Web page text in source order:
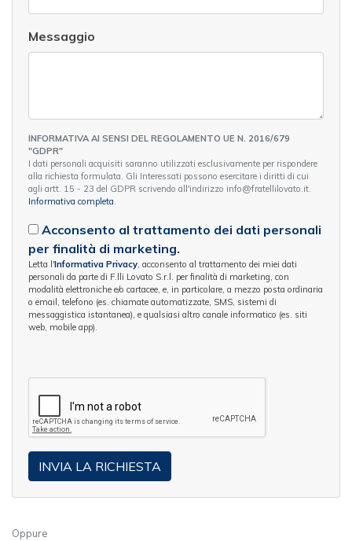
Messaggio
INFORMATIVA AI SENSI DEL REGOLAMENTO UE N. 2016/679
"GDPR"
I dati personali acquisiti saranno utilizzati esclusivamente per rispondere
alla richiesta formulata. Gli Interessati possono esercitare i diritti di cui
agli artt. 15 - 23 del GDPR scrivendo all'indirizzo info@fratellilovato.it.
Informativa completa.
Acconsento al trattamento dei dati personali
per finalità di marketing.
Letta l'Informativa Privacy, acconsento al trattamento dei miei dati
personali da parte di F.lli Lovato S.r.l. per finalità di marketing, con
modalità elettroniche e/o cartacee, e, in particolare, a mezzo posta ordinaria
o email, telefono (es. chiamate automatizzate, SMS, sistemi di
messaggistica istantanea), e qualsiasi altro canale informatico (es. siti
web, mobile app).
Oppure